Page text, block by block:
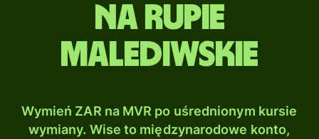
na Rupie
malediwskie
Wymień ZAR na MVR po uśrednionym kursie
wymiany. Wise to międzynarodowe konto,